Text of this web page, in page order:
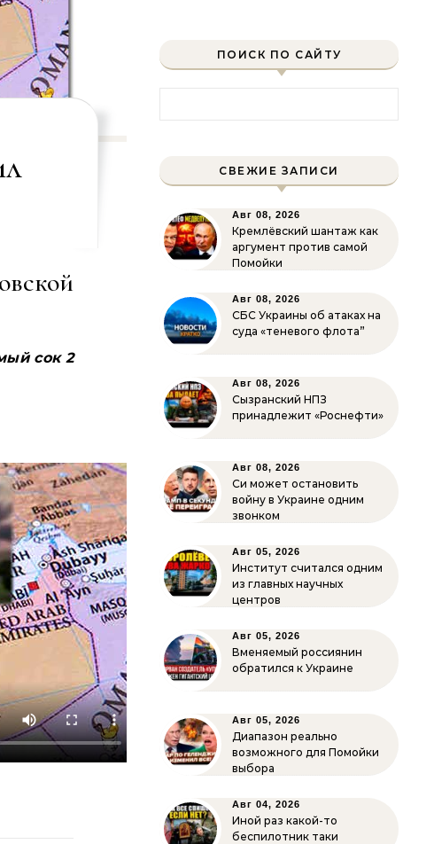
сок 2
ПОИСК ПО САЙТУ
СВЕЖИЕ ЗАПИСИ
Авг 08, 2026
Кремлёвский шантаж как
аргумент против самой
Помойки
Авг 08, 2026
СБС Украины об атаках на
суда «теневого флота”
Авг 08, 2026
Сызранский НПЗ
принадлежит «Роснефти»
Авг 08, 2026
Си может остановить
войну в Украине одним
звонком
Авг 05, 2026
Институт считался одним
из главных научных
центров
Авг 05, 2026
Вменяемый россиянин
обратился к Украине
Авг 05, 2026
Диапазон реально
возможного для Помойки
выбора
Авг 04, 2026
Иной раз какой-то
беспилотник таки